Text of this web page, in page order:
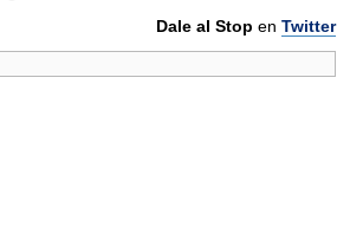
Dale al Stop en Twitter